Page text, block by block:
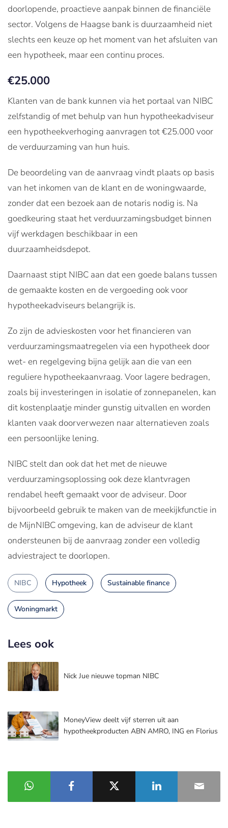
doorlopende, proactieve aanpak binnen de financiële
sector. Volgens de Haagse bank is duurzaamheid niet
slechts een keuze op het moment van het afsluiten van
een hypotheek, maar een continu proces.
€25.000
Klanten van de bank kunnen via het portaal van NIBC
zelfstandig of met behulp van hun hypotheekadviseur
een hypotheekverhoging aanvragen tot €25.000 voor
de verduurzaming van hun huis.
De beoordeling van de aanvraag vindt plaats op basis
van het inkomen van de klant en de woningwaarde,
zonder dat een bezoek aan de notaris nodig is. Na
goedkeuring staat het verduurzamingsbudget binnen
vijf werkdagen beschikbaar in een
duurzaamheidsdepot.
Daarnaast stipt NIBC aan dat een goede balans tussen
de gemaakte kosten en de vergoeding ook voor
hypotheekadviseurs belangrijk is.
Zo zijn de advieskosten voor het financieren van
verduurzamingsmaatregelen via een hypotheek door
wet- en regelgeving bijna gelijk aan die van een
reguliere hypotheekaanvraag. Voor lagere bedragen,
zoals bij investeringen in isolatie of zonnepanelen, kan
dit kostenplaatje minder gunstig uitvallen en worden
klanten vaak doorverwezen naar alternatieven zoals
een persoonlijke lening.
NIBC stelt dan ook dat het met de nieuwe
verduurzamingsoplossing ook deze klantvragen
rendabel heeft gemaakt voor de adviseur. Door
bijvoorbeeld gebruik te maken van de meekijkfunctie in
de MijnNIBC omgeving, kan de adviseur de klant
ondersteunen bij de aanvraag zonder een volledig
adviestraject te doorlopen.
NIBC Hypotheek Sustainable finance
Woningmarkt
Lees ook
Nick Jue nieuwe topman NIBC
MoneyView deelt vijf sterren uit aan
hypotheekproducten ABN AMRO, ING en Florius